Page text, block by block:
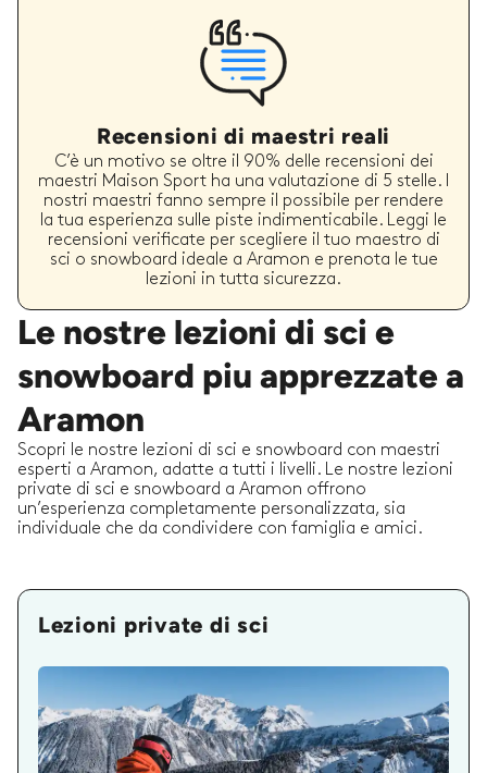
Recensioni di maestri reali
C’è un motivo se oltre il 90% delle recensioni dei
maestri Maison Sport ha una valutazione di 5 stelle. I
nostri maestri fanno sempre il possibile per rendere
la tua esperienza sulle piste indimenticabile. Leggi le
recensioni verificate per scegliere il tuo maestro di
sci o snowboard ideale a Aramon e prenota le tue
lezioni in tutta sicurezza.
Le nostre lezioni di sci e
snowboard piu apprezzate a
Aramon
Scopri le nostre lezioni di sci e snowboard con maestri
esperti a Aramon, adatte a tutti i livelli. Le nostre lezioni
private di sci e snowboard a Aramon offrono
un’esperienza completamente personalizzata, sia
individuale che da condividere con famiglia e amici.
Lezioni private di sci